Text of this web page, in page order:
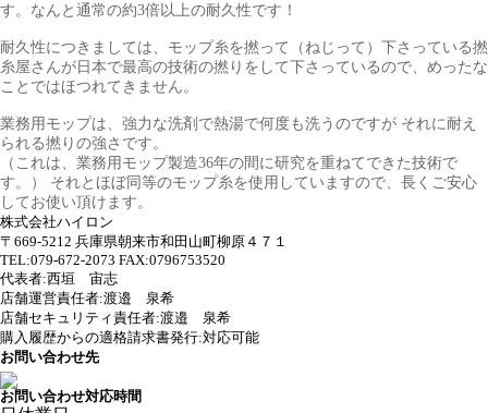
す。なんと通常の約3倍以上の耐久性です！
耐久性につきましては、モップ糸を撚って（ねじって）下さっている撚
糸屋さんが日本で最高の技術の撚りをして下さっているので、めったな
ことではほつれてきません。
業務用モップは、強力な洗剤で熱湯で何度も洗うのですが それに耐え
られる撚りの強さです。
（これは、業務用モップ製造36年の間に研究を重ねてできた技術で
す。） それとほぼ同等のモップ糸を使用していますので、長くご安心
してお使い頂けます。
株式会社ハイロン
〒669-5212 兵庫県朝来市和田山町柳原４７１
TEL:079-672-2073 FAX:0796753520
代表者:西垣 宙志
店舗運営責任者:渡邉 泉希
店舗セキュリティ責任者:渡邉 泉希
購入履歴からの適格請求書発行:対応可能
お問い合わせ先
お問い合わせ対応時間